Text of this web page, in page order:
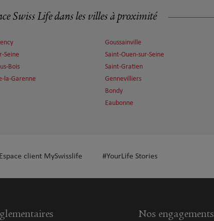
Swiss Life dans les villes à proximité
Seine
Bois
la-Garenne
Goussainville
Saint-Ouen-sur-Seine
Saint-Gratien
Gennevilliers
Bondy
Eaubonne
Espace client MySwisslife #YourLife Stories
Nos engagements